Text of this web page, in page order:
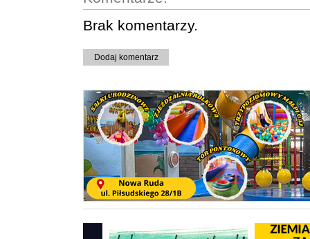
Brak komentarzy.
Dodaj komentarz